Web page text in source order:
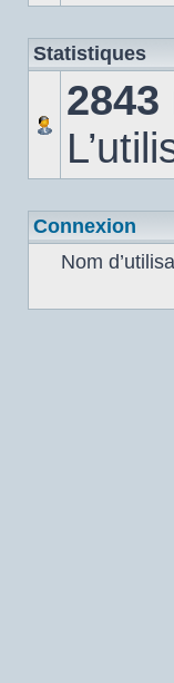
Statistiques
2843
Connexion
Nom